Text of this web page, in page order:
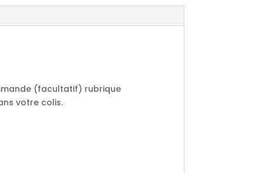
(facultatif) rubrique
votre colis.